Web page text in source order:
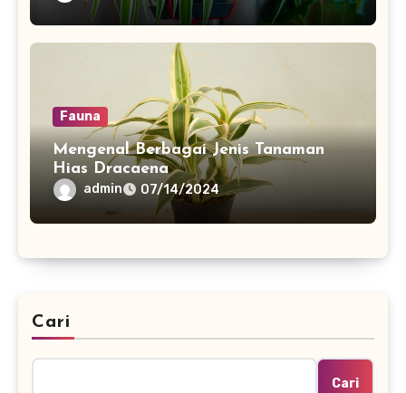
Fauna
Mengenal Berbagai Jenis Tanaman
Hias Dracaena
admin 07/14/2024
Cari
Cari